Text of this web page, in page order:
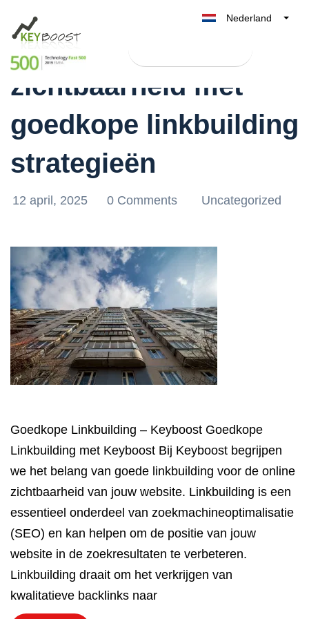
Nederland
België
UK
Verbeter jouw online
zichtbaarheid met
goedkope linkbuilding
strategieën
12 april, 2025 0 Comments Uncategorized
Goedkope Linkbuilding – Keyboost Goedkope
Linkbuilding met Keyboost Bij Keyboost begrijpen
we het belang van goede linkbuilding voor de online
zichtbaarheid van jouw website. Linkbuilding is een
essentieel onderdeel van zoekmachineoptimalisatie
(SEO) en kan helpen om de positie van jouw
website in de zoekresultaten te verbeteren.
Linkbuilding draait om het verkrijgen van
kwalitatieve backlinks naar